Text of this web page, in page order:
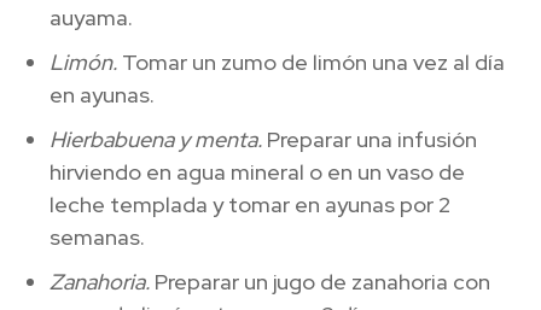
auyama.
Limón. Tomar un zumo de limón una vez al día
en ayunas.
Hierbabuena y menta. Preparar una infusión
hirviendo en agua mineral o en un vaso de
leche templada y tomar en ayunas por 2
semanas.
Zanahoria. Preparar un jugo de zanahoria con